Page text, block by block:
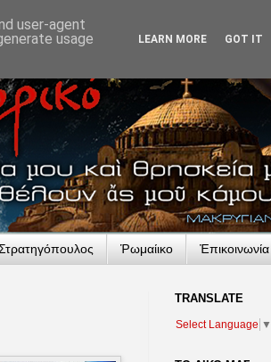
Ῥωμαίικο Ἐπικοινωνία
TRANSLATΕ
Select Language ▼
user-agent
usage
LEARN MORE GOT IT